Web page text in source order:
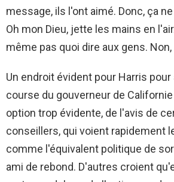
message, ils l'ont aimé. Donc, ça
Oh mon Dieu, jette les mains en
même pas quoi dire aux gens.
Un endroit évident pour Harris
course du gouverneur de
option trop évidente, de l'avis de
conseillers, qui voient rapidement
comme l'équivalent politique de
ami de rebond. D'autres croient